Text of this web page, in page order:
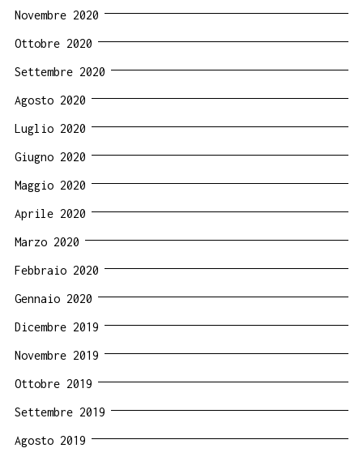
Novembre 2020
Ottobre 2020
Settembre 2020
Agosto 2020
Luglio 2020
Giugno 2020
Maggio 2020
Aprile 2020
Marzo 2020
Febbraio 2020
Gennaio 2020
Dicembre 2019
Novembre 2019
Ottobre 2019
Settembre 2019
Agosto 2019